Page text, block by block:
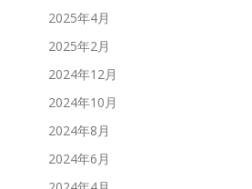
2025年4月
2025年2月
2024年12月
2024年10月
2024年8月
2024年6月